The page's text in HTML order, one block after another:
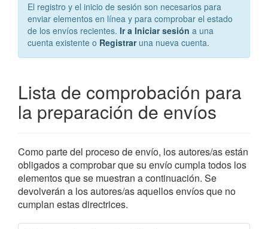
El registro y el inicio de sesión son necesarios para
enviar elementos en línea y para comprobar el estado
de los envíos recientes. Ir a Iniciar sesión a una
cuenta existente o Registraruna nueva cuenta.
Lista de comprobación para
la preparación de envíos
Como parte del proceso de envío, los autores/as están
obligados a comprobar que su envío cumpla todos los
elementos que se muestran a continuación. Se
devolverán a los autores/as aquellos envíos que no
cumplan estas directrices.